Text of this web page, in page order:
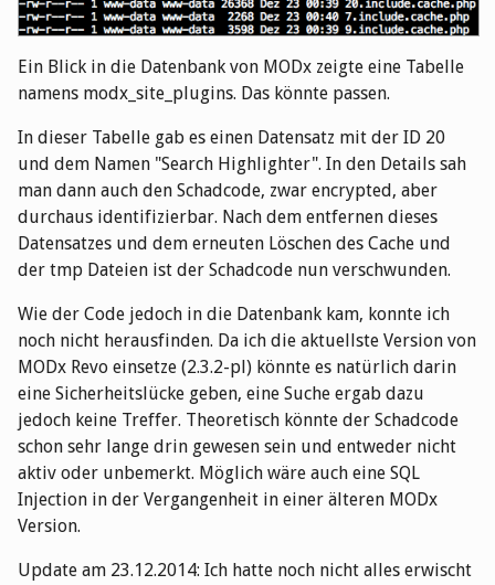
Ein Blick in die Datenbank von MODx zeigte eine Tabelle
namens modx_site_plugins. Das könnte passen.
In dieser Tabelle gab es einen Datensatz mit der ID 20
und dem Namen "Search Highlighter". In den Details sah
man dann auch den Schadcode, zwar encrypted, aber
durchaus identifizierbar. Nach dem entfernen dieses
Datensatzes und dem erneuten Löschen des Cache und
der tmp Dateien ist der Schadcode nun verschwunden.
Wie der Code jedoch in die Datenbank kam, konnte ich
noch nicht herausfinden. Da ich die aktuellste Version von
MODx Revo einsetze (2.3.2-pl) könnte es natürlich darin
eine Sicherheitslücke geben, eine Suche ergab dazu
jedoch keine Treffer. Theoretisch könnte der Schadcode
schon sehr lange drin gewesen sein und entweder nicht
aktiv oder unbemerkt. Möglich wäre auch eine SQL
Injection in der Vergangenheit in einer älteren MODx
Version.
Update am 23.12.2014: Ich hatte noch nicht alles erwischt